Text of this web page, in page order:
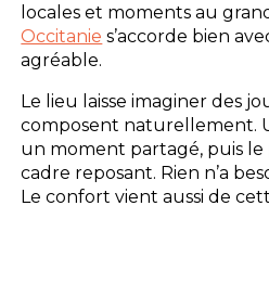
locales et moments au
Occitanie s’accorde bien
agréable.
Le lieu laisse imaginer des
composent naturellement.
un moment partagé, puis
cadre reposant. Rien n’a
Le confort vient aussi de